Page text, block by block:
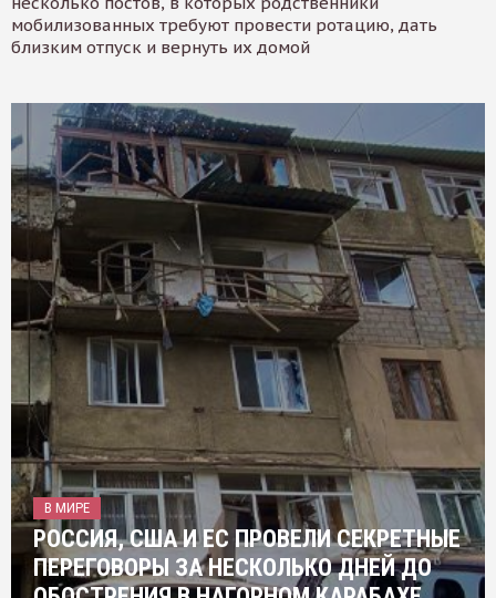
мобилизованных требуют провести ротацию, дать
близким отпуск и вернуть их домой
В МИРЕ
РОССИЯ, США И ЕС ПРОВЕЛИ СЕКРЕТНЫЕ
ПЕРЕГОВОРЫ ЗА НЕСКОЛЬКО ДНЕЙ ДО